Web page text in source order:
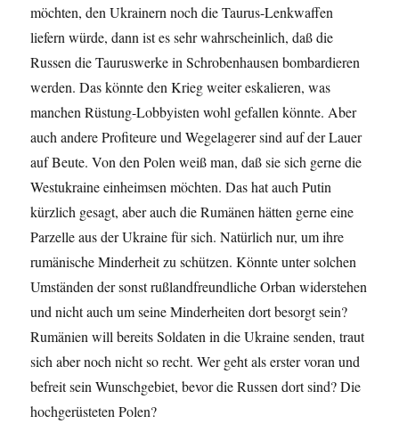
möchten, den Ukrainern noch die Taurus-Lenkwaffen
liefern würde, dann ist es sehr wahrscheinlich, daß die
Russen die Tauruswerke in Schrobenhausen bombardieren
werden. Das könnte den Krieg weiter eskalieren, was
manchen Rüstung-Lobbyisten wohl gefallen könnte. Aber
auch andere Profiteure und Wegelagerer sind auf der Lauer
auf Beute. Von den Polen weiß man, daß sie sich gerne die
Westukraine einheimsen möchten. Das hat auch Putin
kürzlich gesagt, aber auch die Rumänen hätten gerne eine
Parzelle aus der Ukraine für sich. Natürlich nur, um ihre
rumänische Minderheit zu schützen. Könnte unter solchen
Umständen der sonst rußlandfreundliche Orban widerstehen
und nicht auch um seine Minderheiten dort besorgt sein?
Rumänien will bereits Soldaten in die Ukraine senden, traut
sich aber noch nicht so recht. Wer geht als erster voran und
befreit sein Wunschgebiet, bevor die Russen dort sind? Die
hochgerüsteten Polen?